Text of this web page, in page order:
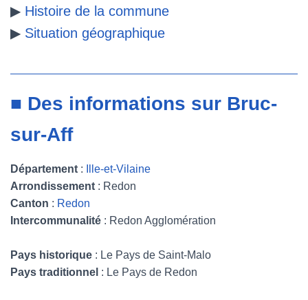
▶ Histoire de la commune
▶ Situation géographique
■ Des informations sur Bruc-
sur-Aff
Département :
Ille-et-Vilaine
Arrondissement : Redon
Canton : Redon
Intercommunalité : Redon Agglomération
Pays historique : Le Pays de Saint-Malo
Pays traditionnel : Le Pays de Redon